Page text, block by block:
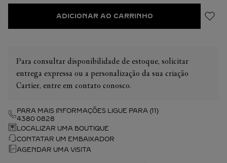
ADICIONAR AO CARRINHO
Para consultar disponibilidade de estoque, solicitar
entrega expressa ou a personalização da sua criação
Cartier, entre em contato conosco.
PARA MAIS INFORMAÇÕES LIGUE PARA (11)
4380 0828
LOCALIZAR UMA BOUTIQUE
CONTATAR UM EMBAIXADOR
AGENDAR UMA VISITA